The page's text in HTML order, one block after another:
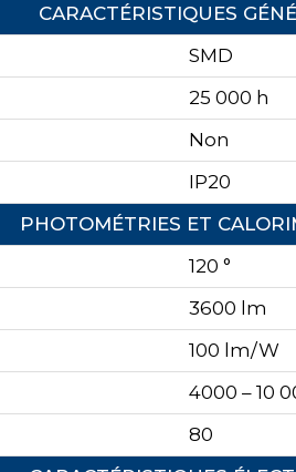
CARACTÉRISTIQUES
SMD
25 000 h
Non
IP20
PHOTOMÉTRIES ET
120 °
3600 lm
100 lm/W
4000 – 10
80